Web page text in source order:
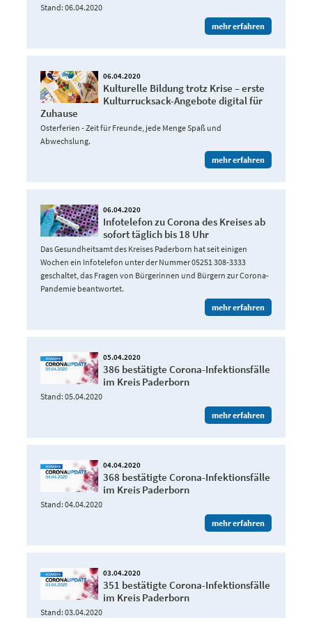
Stand: 06.04.2020
mehr erfahren
06.04.2020
Kulturelle Bildung trotz Krise – erste
Kulturrucksack-Angebote digital für
Zuhause
Osterferien - Zeit für Freunde, jede Menge Spaß und
Abwechslung.
mehr erfahren
06.04.2020
Infotelefon zu Corona des Kreises ab
sofort täglich bis 18 Uhr
Das Gesundheitsamt des Kreises Paderborn hat seit einigen
Wochen ein Infotelefon unter der Nummer 05251 308-3333
geschaltet, das Fragen von Bürgerinnen und Bürgern zur Corona-
Pandemie beantwortet.
mehr erfahren
05.04.2020
386 bestätigte Corona-Infektionsfälle
im Kreis Paderborn
Stand: 05.04.2020
mehr erfahren
04.04.2020
368 bestätigte Corona-Infektionsfälle
im Kreis Paderborn
Stand: 04.04.2020
mehr erfahren
03.04.2020
351 bestätigte Corona-Infektionsfälle
im Kreis Paderborn
Stand: 03.04.2020